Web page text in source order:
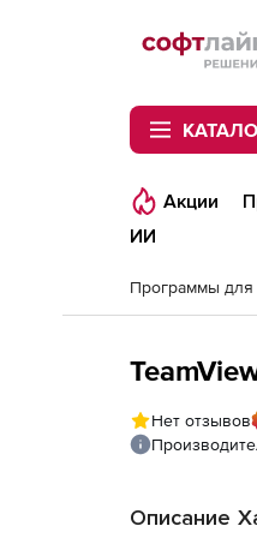
Softline
Акции
ИИ
Программы для
Нет отзывов
Описание